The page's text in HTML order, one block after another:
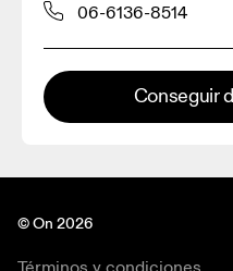
06-6136-8514
Conseguir
© On 2026